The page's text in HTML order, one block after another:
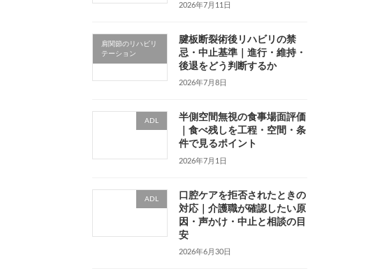
2026年7月11日
肩関節のリハビリ
テーション
腱板断裂術後リハビリの禁
忌・中止基準｜進行・維持・
後退をどう判断するか
2026年7月8日
ADL
半側空間無視の食事場面評価
｜食べ残しを工程・空間・条
件で見るポイント
2026年7月1日
ADL
口腔ケアを拒否されたときの
対応｜介護職が確認したい原
因・声かけ・中止と相談の目
安
2026年6月30日